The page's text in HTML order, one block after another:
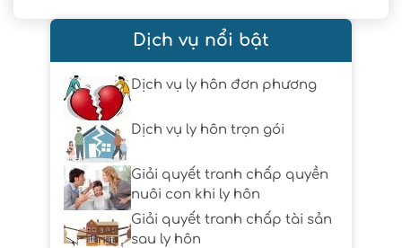
Dịch vụ nổi bật
Dịch vụ ly hôn đơn phương
Dịch vụ ly hôn trọn gói
Giải quyết tranh chấp quyền
nuôi con khi ly hôn
Giải quyết tranh chấp tài sản
sau ly hôn